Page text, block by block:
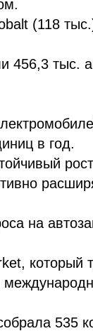
(118
456,3 тыс.
в год.
на
который
535